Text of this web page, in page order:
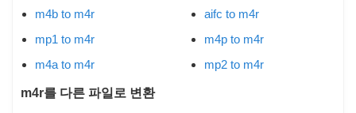
m4b to m4r
mp1 to m4r
m4a to m4r
aifc to m4r
m4p to m4r
mp2 to m4r
m4r를 다른 파일로 변환